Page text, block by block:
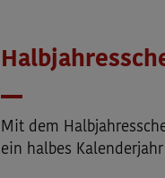
Mit dem
ein halbes